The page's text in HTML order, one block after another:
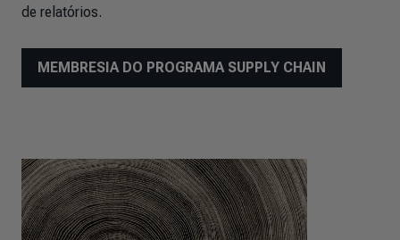
de relatórios.
MEMBRESIA DO PROGRAMA SUPPLY CHAIN